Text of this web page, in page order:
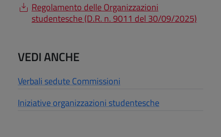
Regolamento delle Organizzazioni
studentesche (D.R. n. 9011 del 30/09/2025)
VEDI ANCHE
Verbali sedute Commissioni
Iniziative organizzazioni studentesche